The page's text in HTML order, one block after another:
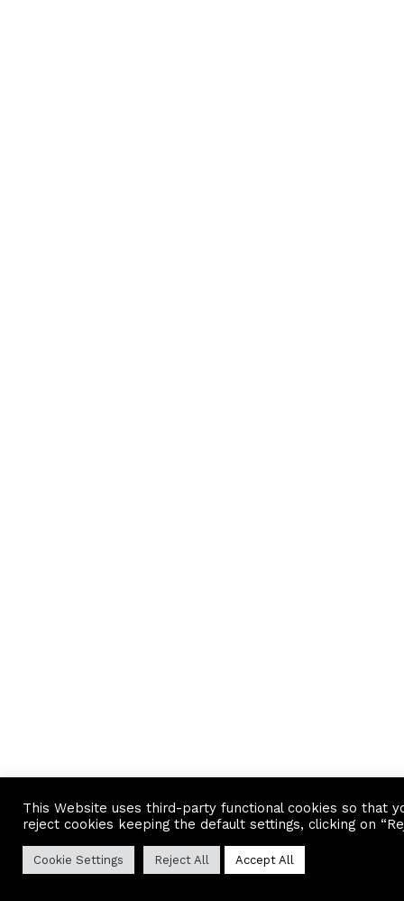
This Website uses third-party functional cookies so that
reject cookies keeping the default settings, clicking on
Cookie Settings Reject All Accept All